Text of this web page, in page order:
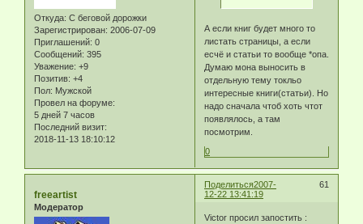
Откуда: С беговой дорожки
Зарегистрирован: 2006-07-09
Приглашений: 0
Сообщений: 395
Уважение: +9
Позитив: +4
Пол: Мужской
Провел на форуме:
5 дней 7 часов
Последний визит:
2018-11-13 18:10:12
А если книг будет много то
листать страницы, а если
есчё и статьи то вообще *опа.
Думаю мона выносить в
отдельную тему токльо
интересные книги(статьи). Но
надо сначала чтоб хоть чтот
появлялось, а там
посмотрим.
0
Поделиться 61
2007-
12-22 13:41:19
freeartist
Модератор
Victor просил запостить :